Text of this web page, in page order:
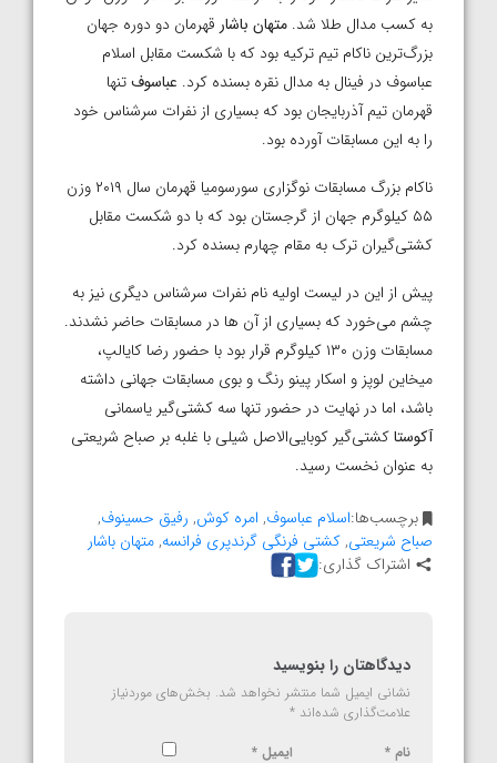
به کسب مدال طلا شد. متهان باشار قهرمان دو دوره جهان
بزرگ‌ترین ناکام تیم ترکیه بود که با شکست مقابل اسلام
عباسوف در فینال به مدال نقره بسنده کرد. عباسوفتنها
قهرمان تیم آذربایجان بود که بسیاری از نفرات سرشناس خود
را به این مسابقات آورده بود.
ناکام بزرگ مسابقات نوگزاری سورسومیا قهرمان سال ۲۰۱۹ وزن
۵۵ کیلوگرم جهان از گرجستان بود که با دو شکست مقابل
کشتی‌گیران ترک به مقام چهارم بسنده کرد.
پیش از این در لیست اولیه نام نفرات سرشناس دیگری نیز به
چشم می‌خورد که بسیاری از آن ها در مسابقات حاضر نشدند.
مسابقات وزن ۱۳۰ کیلوگرم قرار بود با حضور رضا کایالپ،
میخاین لوپز و اسکار پینو رنگ و بوی مسابقات جهانی داشته
باشد، اما در نهایت در حضور تنها سه کشتی‌گیر یاسمانی
آکوستاکشتی‌گیر کوبایی‌الاصل شیلی با غلبه بر صباح شریعتی
به عنوان نخست رسید.
برچسب‌ها:اسلام عباسوف, امره کوش, رفیق حسینوف,
صباح شریعتی,کشتی فرنگی گرندپری فرانسه,متهان باشار
اشتراک گذاری:
دیدگاهتان را بنویسید
نشانی ایمیل شما منتشر نخواهد شد. بخش‌های موردنیاز
علامت‌گذاری شده‌اند *
نام * ایمیل *